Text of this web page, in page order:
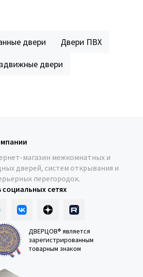
двери
Двери ПВХ
двери
магазин межкомнатных и
дверей, систем открывания и
перегородок.
социальных сетях
ДВЕРЦОВ® является
зарегистрированным
товарным знаком